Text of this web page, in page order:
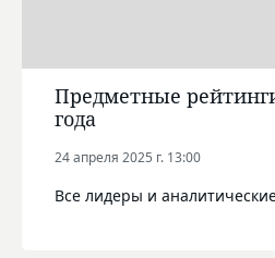
Предметные
года
24 апреля 2025 г. 13:00
Все лидеры и